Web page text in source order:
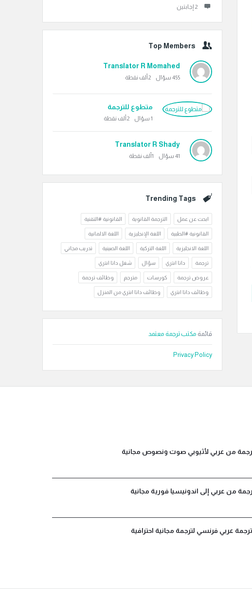
‫2 إجابتين
Top Members
Translator R Momahed
455 سؤال 2ألف نقطة
متطوع للترجمة
1 سؤال 2ألف نقطة
Translator R Shady
41 سؤال 1ألف نقطة
Trending Tags
ابحث عن عمل الترجمة القانوية القانونية #التقنية
القانونية #الطبية اللغة الإنجليزية اللغة الالمانية
اللغة الانجليزية اللغة التركية اللغة الصينية تدريب مجاني
ترجمة داتا انتري سؤال شغل داتا انتري
عروض ترجمة كورسات مترجم وظائف ترجمة
وظائف داتا انتري وظائف داتا انتري من المنزل
قائمة مكتب ترجمة معتمد
Privacy Policy